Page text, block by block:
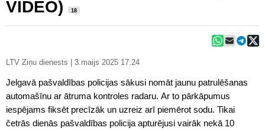
VIDEO)
18
LTV Ziņu dienests | 3.maijs 2025 17:24
Jelgavā pašvaldības policijas sākusi nomāt jaunu patrulēšanas
automašīnu ar ātruma kontroles radaru. Ar to pārkāpumus
iespējams fiksēt precīzāk un uzreiz arī piemērot sodu. Tikai
četrās dienās pašvaldības policija apturējusi vairāk nekā 10